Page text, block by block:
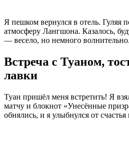
Я пешком вернулся в отель. Гуляя
атмосферу Лангшона. Казалось,
— весело, но немного волнительно.
Встреча с Туаном,
лавки
Туан пришёл меня встретить! Я
матчу и блокнот «Унесённые
обнялись, и я улыбнулся от